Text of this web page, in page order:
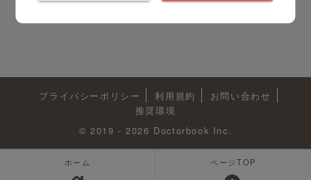
プライバシーポリシー 利用規約
お問い合わせ
推奨環境
© 2019 - 2026 Doctorbook Inc.
ホーム ページTOP